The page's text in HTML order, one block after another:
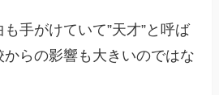
手がけていて”天才”と呼ば
らの影響も大きいのではな